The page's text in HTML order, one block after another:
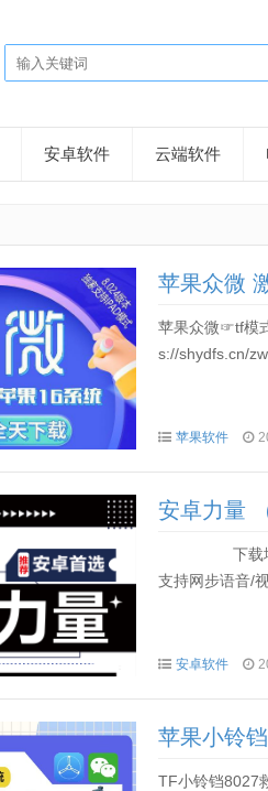
安卓软件 云端软件
苹果众微
苹果众微☞tf模
s://shydfs.cn/
苹果软件
安卓力量
下载地址：
支持网步语音/
安卓软件
苹果小铃
TF小铃铛8027